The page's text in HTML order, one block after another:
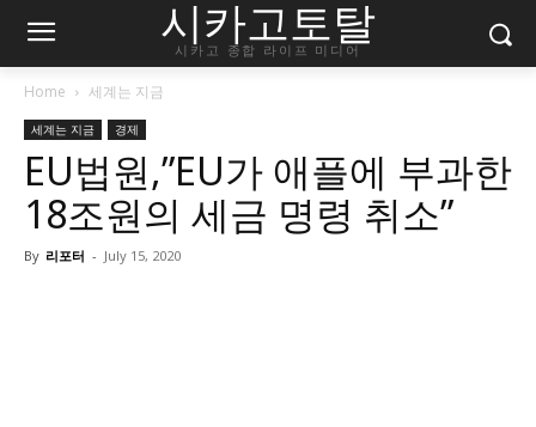
시카고토탈
시카고 종합 라이프 미디어
Home 세계는 지금
세계는 지금 경제
EU법원,”EU가 애플에 부과한
18조원의 세금 명령 취소”
By 리포터 - July 15, 2020